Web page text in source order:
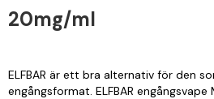
20mg/ml
ELFBAR är ett bra alternativ för den
engångsformat. ELFBAR